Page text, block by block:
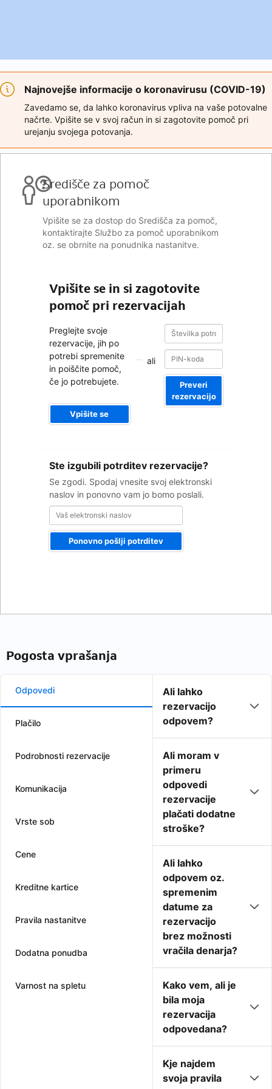
Najnovejše informacije o koronavirusu (COVID-19)
Zavedamo se, da lahko koronavirus vpliva na vaše potovalne
načrte. Vpišite se v svoj račun in si zagotovite pomoč pri
urejanju svojega potovanja.
Središče za pomoč
uporabnikom
Vpišite se za dostop do Središča za pomoč,
kontaktirajte Službo za pomoč uporabnikom
oz. se obrnite na ponudnika nastanitve.
Vpišite se in si zagotovite
pomoč pri rezervacijah
Preglejte svoje
rezervacije, jih po
potrebi spremenite
in poiščite pomoč,
če jo potrebujete.
Vpišite se
ali
Številka
potrditve
Številka
potrditve
Preveri
rezervacijo
Ste izgubili potrditev rezervacije?
Se zgodi. Spodaj vnesite svoj elektronski
naslov in ponovno vam jo bomo poslali.
elektronski
naslov
Ponovno pošlji potrditev
Pogosta vprašanja
Odpovedi
Plačilo
Podrobnosti rezervacije
Komunikacija
Vrste sob
Cene
Kreditne kartice
Pravila nastanitve
Dodatna ponudba
Varnost na spletu
Ali lahko
rezervacijo
odpovem?
Ali moram v
primeru
odpovedi
rezervacije
plačati dodatne
stroške?
Ali lahko
odpovem oz.
spremenim
datume za
rezervacijo
brez možnosti
vračila denarja?
Kako vem, ali je
bila moja
rezervacija
odpovedana?
Kje najdem
svoja pravila